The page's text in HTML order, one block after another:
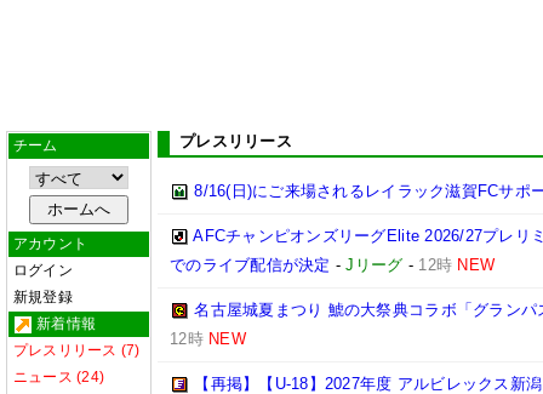
チーム
アカウント
ログイン
新規登録
新着情報
プレスリリース (7)
ニュース (24)
プレスリリース
8/16(日)にご来場されるレイラック滋賀FCサポ
AFCチャンピオンズリーグElite 2026/27プレリ
でのライブ配信が決定 -Jリーグ - 12時 NEW
名古屋城夏まつり 鯱の大祭典コラボ「グラン
12時 NEW
【再掲】【U-18】2027年度 アルビレックス新